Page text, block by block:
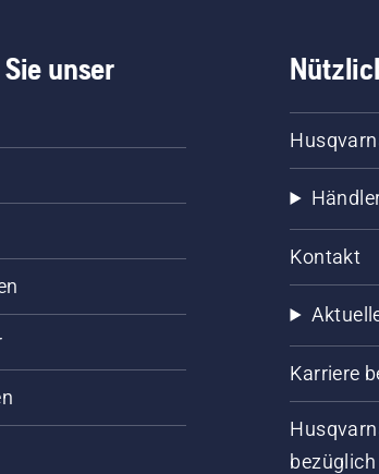
unser
Kontakt
Karriere